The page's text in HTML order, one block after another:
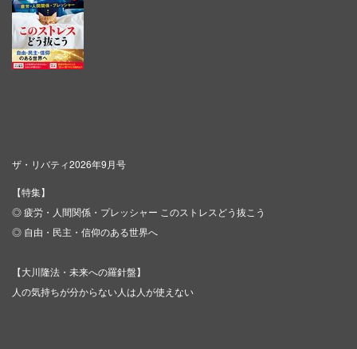
ザ・リバティ2026年9月号
【特集】
◎ 疲労・人間関係・プレッシャー このストレスどう抜こう
◎ 自由・民主・信仰のある世界へ
【大川隆法・未来への羅針盤】
人の気持ちが分からない人は人が使えない